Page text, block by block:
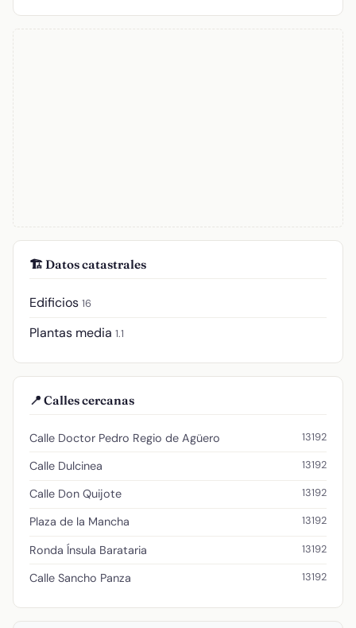
🏗️ Datos catastrales
Edificios 16
Plantas media 1.1
📍 Calles cercanas
Calle Doctor Pedro Regio de Agüero 13192
Calle Dulcinea 13192
Calle Don Quijote 13192
Plaza de la Mancha 13192
Ronda Ínsula Barataria 13192
Calle Sancho Panza 13192